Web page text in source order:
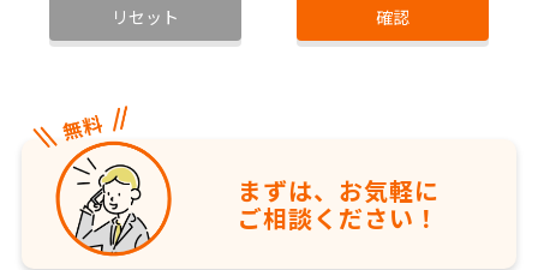
リセット 確認
まずは、お気軽に
ご相談ください！